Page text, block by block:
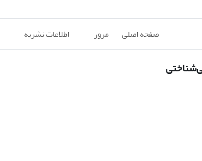
صفحه اصلی مرور اطلاعات نشریه